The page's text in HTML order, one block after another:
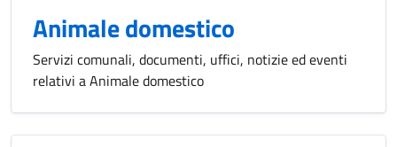
Animale domestico
Servizi comunali, documenti, uffici, notizie ed eventi
relativi a Animale domestico